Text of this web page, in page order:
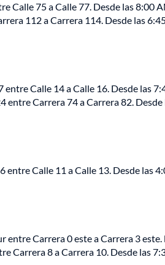
Calle 75 a Calle 77. Desde las 8:00
112 a Carrera 114. Desde las
entre Calle 14 a Calle 16. Desde las
entre Carrera 74 a Carrera 82.
entre Calle 11 a Calle 13. Desde las
entre Carrera 0 este a Carrera 3
Carrera 8 a Carrera 10. Desde las